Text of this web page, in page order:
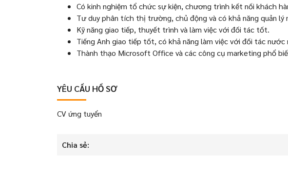
Có kinh nghiệm tổ chức sự kiện, chương trình kết nối khách
Tư duy phân tích thị trường, chủ động và có khả năng quản lý
Kỹ năng giao tiếp, thuyết trình và làm việc với đối tác tốt.
Tiếng Anh giao tiếp tốt, có khả năng làm việc với đối tác nước
Thành thạo Microsoft Office và các công cụ marketing phổ
YÊU CẦU HỒ SƠ
CV ứng tuyển
Chia sẻ: